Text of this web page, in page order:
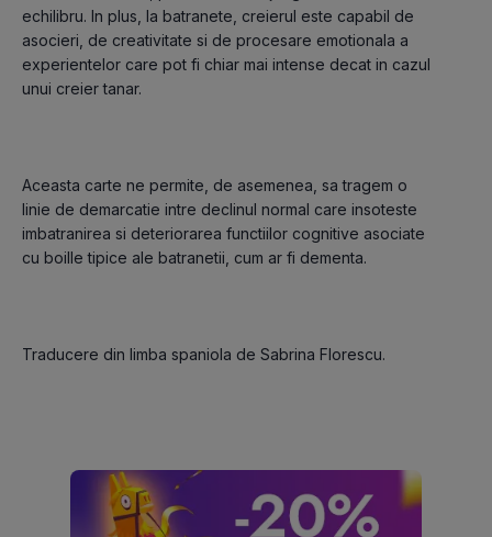
echilibru. In plus, la batranete, creierul este capabil de
asocieri, de creativitate si de procesare emotionala a
experientelor care pot fi chiar mai intense decat in cazul
unui creier tanar.
Aceasta carte ne permite, de asemenea, sa tragem o
linie de demarcatie intre declinul normal care insoteste
imbatranirea si deteriorarea functiilor cognitive asociate
cu boille tipice ale batranetii, cum ar fi dementa.
Traducere din limba spaniola de Sabrina Florescu.